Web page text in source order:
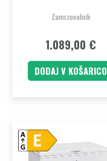
Zamrzovalnik
1.089,00 €
DODAJ V KOŠARICO